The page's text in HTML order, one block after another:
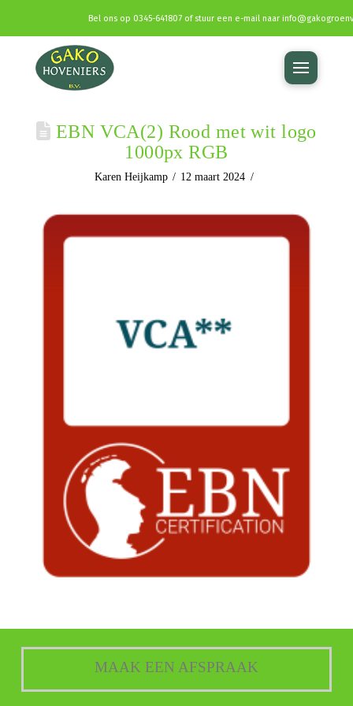
Bel ons op 0345-641807 of stuur een e-mail naar
EBN VCA(2) Rood met wit logo
1000px RGB
Karen Heijkamp 12 maart 2024
MAAK EEN AFSPRAAK